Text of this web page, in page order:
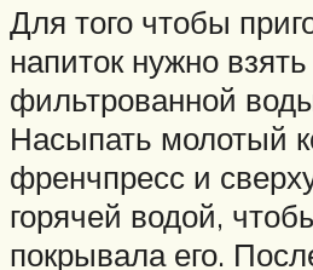
Для того чтобы
напиток нужно
фильтрованной
Насыпать молотый
френчпресс и
горячей водой,
покрывала его.